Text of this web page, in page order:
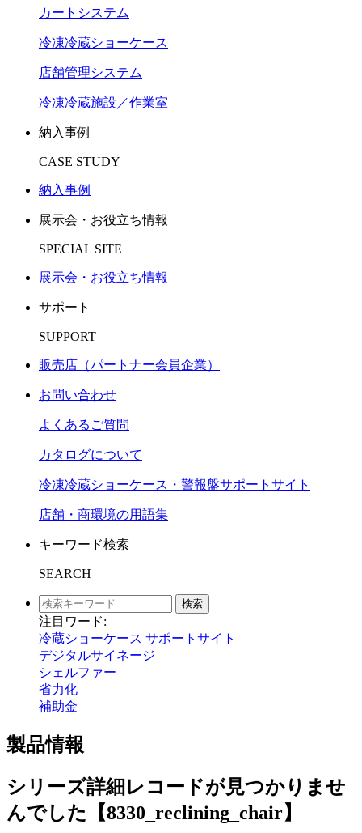
カートシステム
冷凍冷蔵ショーケース
店舗管理システム
冷凍冷蔵施設／作業室
納入事例
CASE STUDY
納入事例
展示会・お役立ち情報
SPECIAL SITE
展示会・お役立ち情報
サポート
SUPPORT
販売店（パートナー会員企業）
お問い合わせ
よくあるご質問
カタログについて
冷凍冷蔵ショーケース・警報盤サポートサイト
店舗・商環境の用語集
キーワード検索
SEARCH
検索
注目ワード:
冷蔵ショーケース サポートサイト
デジタルサイネージ
シェルファー
省力化
補助金
製品情報
シリーズ詳細レコードが見つかりませ
んでした【8330_reclining_chair】